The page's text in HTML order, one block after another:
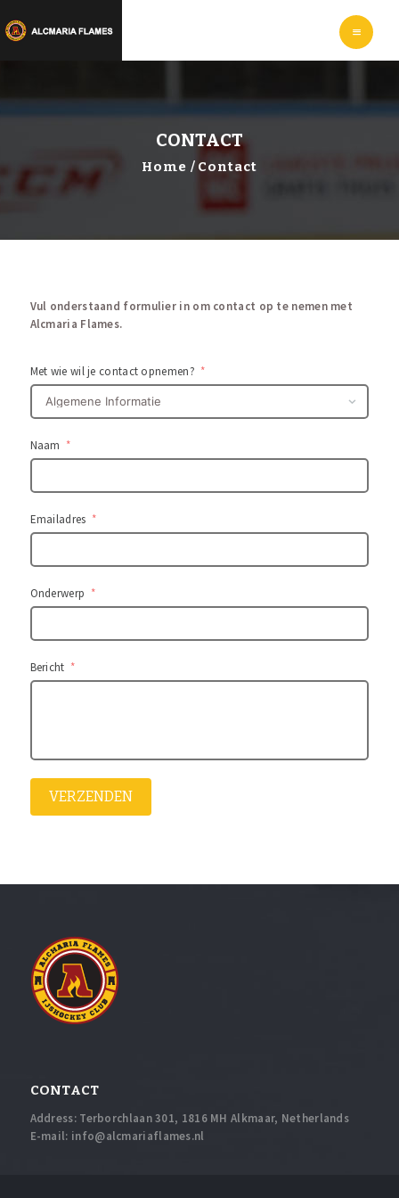
CONTACT
Home Contact
WEBSHOP
INFORMATIE
Vul onderstaand formulier in om contact op te nemen met
Alcmaria Flames.
Met wie wil je contact opnemen?
Naam
Emailadres
Onderwerp
Bericht
VERZENDEN
CONTACT
Address: Terborchlaan 301, 1816 MH Alkmaar, Netherlands
E-mail: info@alcmariaflames.nl